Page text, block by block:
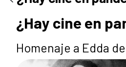
¿Hay cine en
Homenaje a Edda